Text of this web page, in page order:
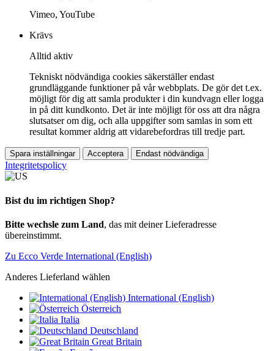
Vimeo, YouTube
Krävs
Alltid aktiv
Tekniskt nödvändiga cookies säkerställer endast
grundläggande funktioner på vår webbplats. De gör det t.ex.
möjligt för dig att samla produkter i din kundvagn eller logga
in på ditt kundkonto. Det är inte möjligt för oss att dra några
slutsatser om dig, och alla uppgifter som samlas in som ett
resultat kommer aldrig att vidarebefordras till tredje part.
Spara inställningar Acceptera Endast nödvändiga
Integritetspolicy
Bist du im richtigen Shop?
Bitte wechsle zum Land, das mit deiner Lieferadresse
übereinstimmt.
Zu Ecco Verde International (English)
Anderes Lieferland wählen
International (English)
Österreich
Italia
Deutschland
Great Britain